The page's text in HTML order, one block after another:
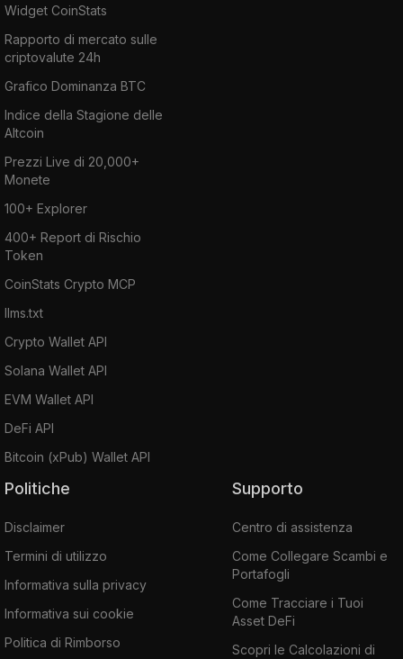
Widget CoinStats
Rapporto di mercato sulle
criptovalute 24h
Grafico Dominanza BTC
Indice della Stagione delle
Altcoin
Prezzi Live di 20,000+
Monete
100+ Explorer
400+ Report di Rischio
Token
CoinStats Crypto MCP
llms.txt
Crypto Wallet API
Solana Wallet API
EVM Wallet API
DeFi API
Bitcoin (xPub) Wallet API
Politiche
Disclaimer
Termini di utilizzo
Informativa sulla privacy
Informativa sui cookie
Politica di Rimborso
Supporto
Centro di assistenza
Come Collegare Scambi e
Portafogli
Come Tracciare i Tuoi
Asset DeFi
Scopri le Calcolazioni di